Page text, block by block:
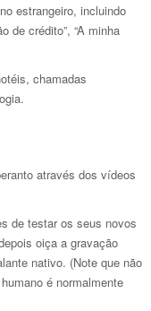
estrangeiro, incluindo
de crédito”, “A minha
chamadas
através dos vídeos
de testar os seus novos
oiça a gravação
nativo. (Note que não
é normalmente